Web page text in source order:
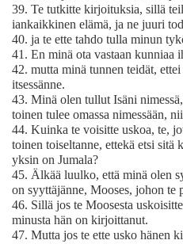
39. Te tutkitte kirjoituksia, sillä
iankaikkinen elämä, ja ne juuri
40. ja te ette tahdo tulla minun
41. En minä ota vastaan kunniaa
42. mutta minä tunnen teidät,
itsessänne.
43. Minä olen tullut Isäni
toinen tulee omassa nimessään,
44. Kuinka te voisitte uskoa, te,
toinen toiseltanne, ettekä etsi sitä
yksin on Jumala?
45. Älkää luulko, että minä olen
on syyttäjänne, Mooses, johon te
46. Sillä jos te Moosesta
minusta hän on kirjoittanut.
47. Mutta jos te ette usko hänen